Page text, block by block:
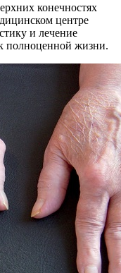
конечностях
центре
и лечение
полноценной жизни.